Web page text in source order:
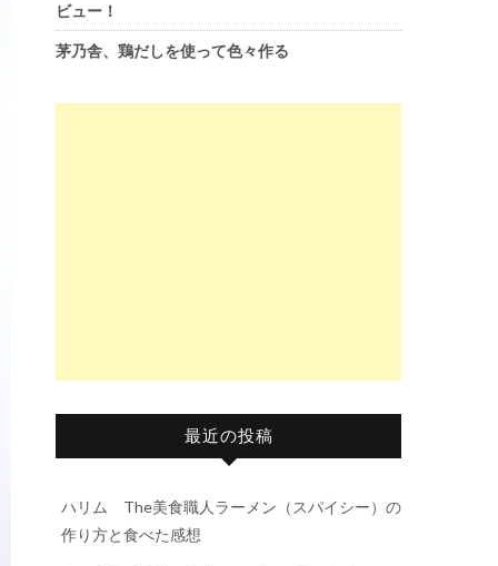
ビュー！
茅乃舎、鶏だしを使って色々作る
最近の投稿
ハリム The美食職人ラーメン（スパイシー）の
作り方と食べた感想